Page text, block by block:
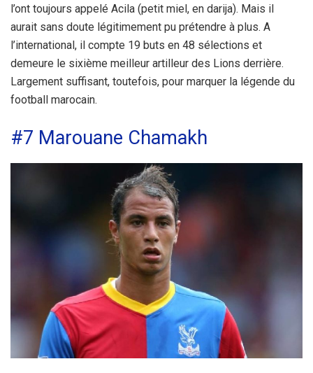
l’ont toujours appelé Acila (petit miel, en darija). Mais il
aurait sans doute légitimement pu prétendre à plus. A
l’international, il compte 19 buts en 48 sélections et
demeure le sixième meilleur artilleur des Lions derrière.
Largement suffisant, toutefois, pour marquer la légende du
football marocain.
#7 Marouane Chamakh